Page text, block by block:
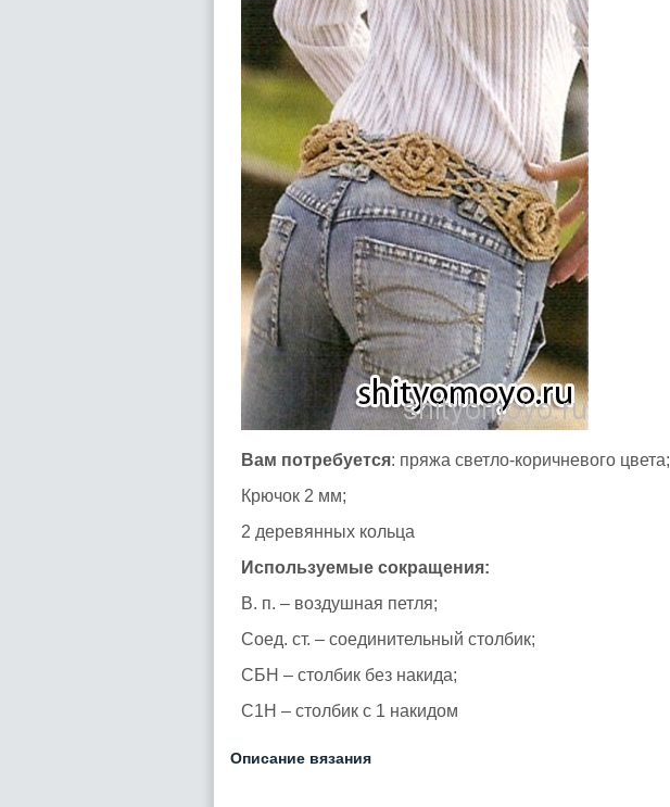
Вам потребуется: пряжа светло-коричневого цвета;
Крючок 2 мм;
2 деревянных кольца
Используемые сокращения:
В. п. – воздушная петля;
Соед. ст. – соединительный столбик;
СБН – столбик без накида;
С1Н – столбик с 1 накидом
Описание вязания